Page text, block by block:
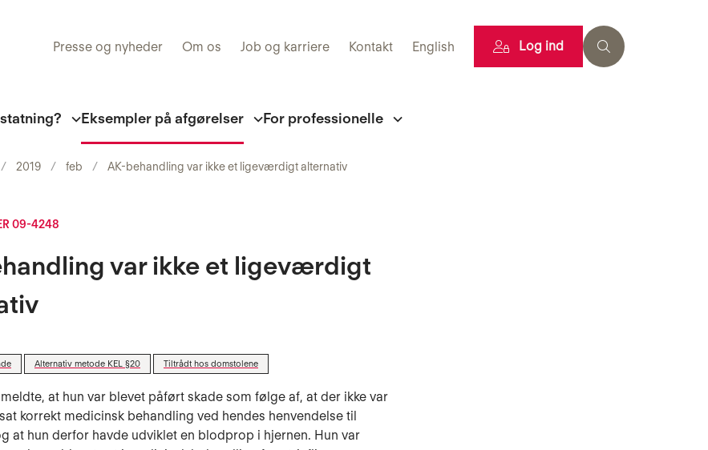
Presse og nyheder Om os Job og karriere Kontakt English Log ind
Eksempler på afgørelser For professionelle
2019 feb AK-behandling var ikke et ligeværdigt alternativ
09-4248
var ikke et ligeværdigt
Alternativ metode KEL §20 Tiltrådt hos domstolene
at hun var blevet påført skade som følge af, at der ikke var
korrekt medicinsk behandling ved hendes henvendelse til
at hun derfor havde udviklet en blodprop i hjernen. Hun var